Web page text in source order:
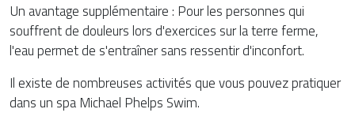
Un avantage supplémentaire : Pour les personnes qui
souffrent de douleurs lors d'exercices sur la terre ferme,
l'eau permet de s'entraîner sans ressentir d'inconfort.
Il existe de nombreuses activités que vous pouvez pratiquer
dans un spa Michael Phelps Swim.